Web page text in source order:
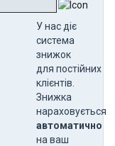
У нас діє
система
знижок
для постійних
клієнтів.
Знижка
нараховується
автоматично
на ваш